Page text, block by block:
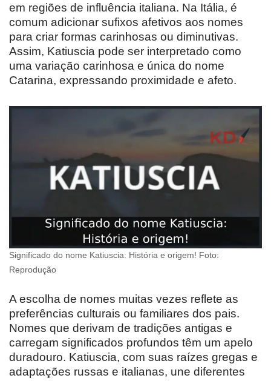
em regiões de influência italiana. Na Itália, é
comum adicionar sufixos afetivos aos nomes
para criar formas carinhosas ou diminutivas.
Assim, Katiuscia pode ser interpretado como
uma variação carinhosa e única do nome
Catarina, expressando proximidade e afeto.
Significado do nome Katiuscia: História e origem! Foto:
Reprodução
A escolha de nomes muitas vezes reflete as
preferências culturais ou familiares dos pais.
Nomes que derivam de tradições antigas e
carregam significados profundos têm um apelo
duradouro. Katiuscia, com suas raízes gregas e
adaptações russas e italianas, une diferentes